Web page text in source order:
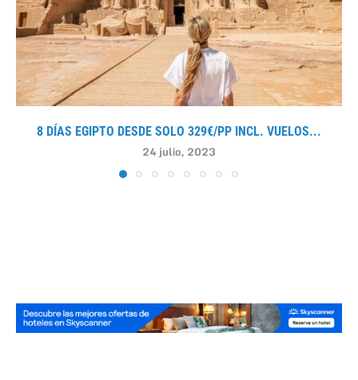
8 DÍAS EGIPTO DESDE SOLO 329€/PP INCL. VUELOS...
24 julio, 2023